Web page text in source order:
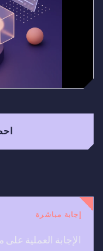
إجابة مباشرة
الإجابة العملية